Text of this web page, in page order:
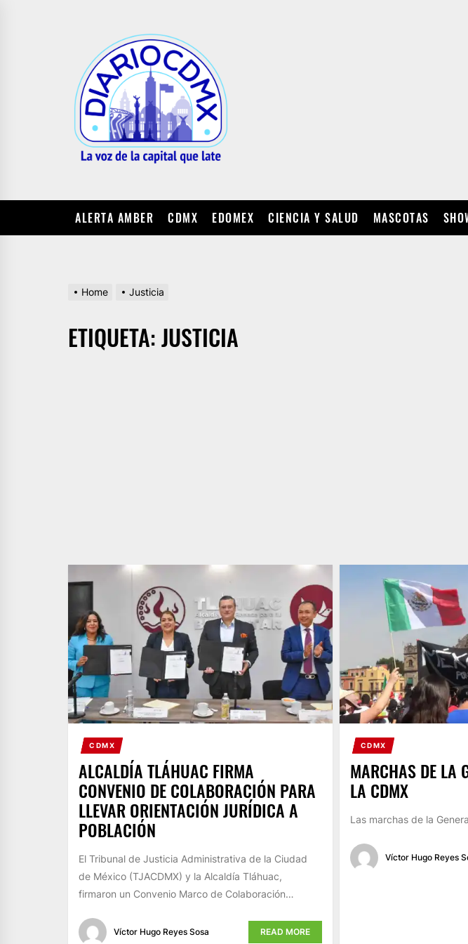
ALERTA AMBER CDMX EDOMEX CIENCIA Y SALUD MASCOTAS
Home Justicia
ETIQUETA:JUSTICIA
CDMX
ALCALDÍA TLÁHUAC FIRMA
CONVENIO DE COLABORACIÓN PARA
LLEVAR ORIENTACIÓN JURÍDICA A
POBLACIÓN
El Tribunal de Justicia Administrativa de la Ciudad
de México (TJACDMX) y la Alcaldía Tláhuac,
firmaron un Convenio Marco de Colaboración…
Víctor Hugo Reyes Sosa READ MORE
CDMX
MARCHAS DE LA
LA CDMX
Las marchas de la
Víctor Hugo Reyes